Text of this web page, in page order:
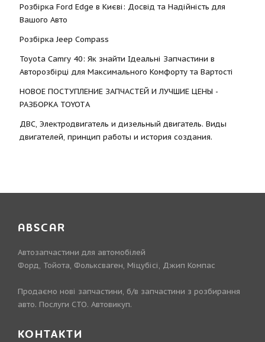
Розбірка Ford Edge в Києві: Досвід та Надійність для
Вашого Авто
Розбірка Jeep Compass
Toyota Camry 40: Як знайти Ідеальні Запчастини в
Авторозбірці для Максимального Комфорту та Вартості
НОВОЕ ПОСТУПЛЕНИЕ ЗАПЧАСТЕЙ И ЛУЧШИЕ ЦЕНЫ -
РАЗБОРКА TOYOTА
ДВС, Электродвигатель и дизельный двигатель. Виды
двигателей, принцип работы и история создания.
ABSCAR
Автозапчастини для автомобілей
Форд, Тойота, Фольксваген, Міцубісі, Джип Компас
Продаємо нові запчастини, б/в запчастини з розбирання
авто. Послуги СТО. Автовикуп.
КОНТАКТИ